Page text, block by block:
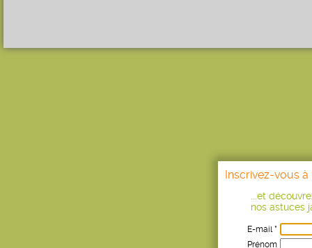
Inscrivez-vous
...et
nos astuces
E-mail *
Prénom